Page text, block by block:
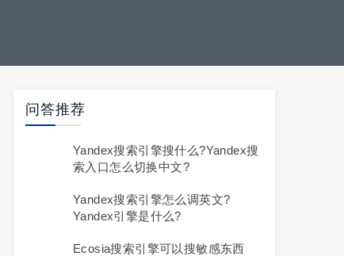
问答推荐
Yandex搜索引擎搜什么?yandex搜
索入口怎么切换中文?
Yandex搜索引擎怎么调英文?
Yandex引擎是什么?
Ecosia搜索引擎可以搜敏感东西